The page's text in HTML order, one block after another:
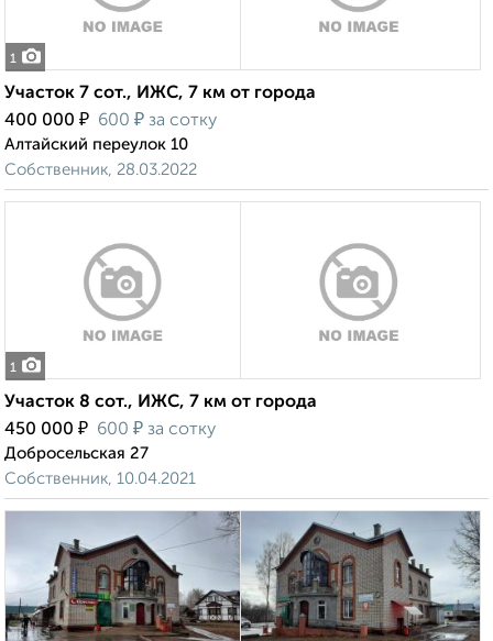
1
Участок 7 сот., ИЖС, 7 км от города
400 000 ₽ 600 ₽ за сотку
Алтайский переулок 10
Собственник, 28.03.2022
1
Участок 8 сот., ИЖС, 7 км от города
450 000 ₽ 600 ₽ за сотку
Добросельская 27
Собственник, 10.04.2021